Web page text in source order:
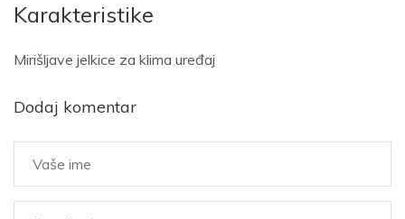
Karakteristike
Mirišljave jelkice za klima uređaj
Dodaj komentar